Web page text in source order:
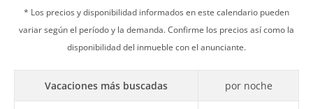
* Los precios y disponibilidad informados en este calendario pueden
variar según el período y la demanda. Confirme los precios así como la
disponibilidad del inmueble con el anunciante.
Vacaciones más buscadas por noche